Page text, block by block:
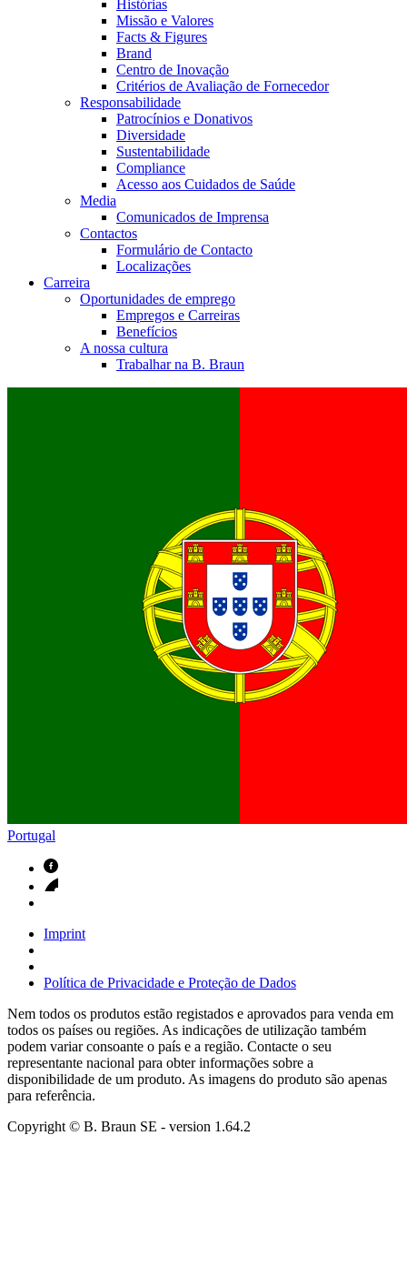
Histórias
Missão e Valores
Facts & Figures
Brand
Centro de Inovação
Critérios de Avaliação de Fornecedor
Responsabilidade
Patrocínios e Donativos
Diversidade
Sustentabilidade
Compliance
Acesso aos Cuidados de Saúde
Media
Comunicados de Imprensa
Contactos
Formulário de Contacto
Localizações
Carreira
Oportunidades de emprego
Empregos e Carreiras
Benefícios
A nossa cultura
Trabalhar na B. Braun
Portugal
Imprint
Política de Privacidade e Proteção de Dados
Nem todos os produtos estão registados e aprovados para venda em
todos os países ou regiões. As indicações de utilização também
podem variar consoante o país e a região. Contacte o seu
representante nacional para obter informações sobre a
disponibilidade de um produto. As imagens do produto são apenas
para referência.
Copyright © B. Braun SE - version 1.64.2